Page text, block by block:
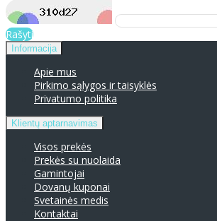
Rašyti
Informacija
Apie mus
Pirkimo sąlygos ir taisyklės
Privatumo politika
Klientų aptarnavimas
Visos prekės
Prekės su nuolaida
Gamintojai
Dovanų kuponai
Svetainės medis
Kontaktai